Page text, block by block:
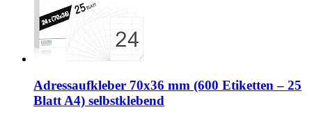
Adressaufkleber 70x36 mm (600 Etiketten – 25
Blatt A4) selbstklebend